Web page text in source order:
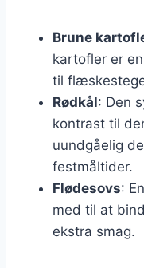
Brune
kartofler er
til
Rødkål: Den
kontrast til
uundgåelig
festmåltider.
Flødesovs:
med til at
ekstra smag.